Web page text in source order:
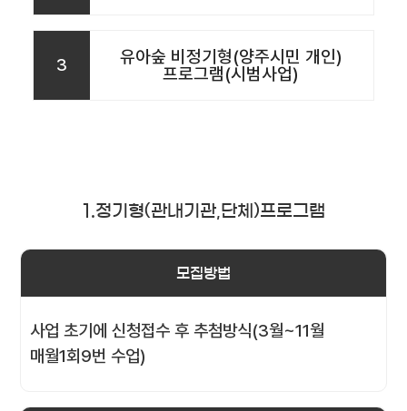
3
유아숲 비정기형(양주시민 개인)
프로그램(시범사업)
1.정기형(관내기관,단체)프로그램
모집방법
사업 초기에 신청접수 후 추첨방식(3월~11월
매월1회9번 수업)